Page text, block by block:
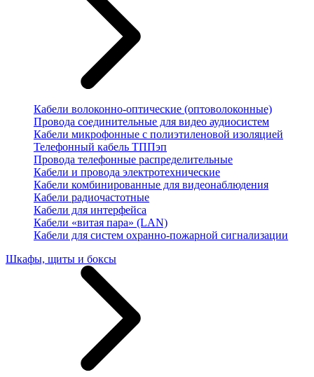
Кабели волоконно-оптические (оптоволоконные)
Провода соединительные для видео аудиосистем
Кабели микрофонные с полиэтиленовой изоляцией
Телефонный кабель ТППэп
Провода телефонные распределительные
Кабели и провода электротехнические
Кабели комбинированные для видеонаблюдения
Кабели радиочастотные
Кабели для интерфейса
Кабели «витая пара» (LAN)
Кабели для систем охранно-пожарной сигнализации
Шкафы, щиты и боксы